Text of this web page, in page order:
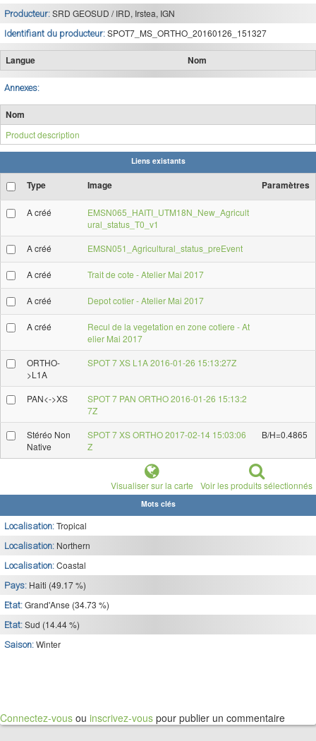
Producteur: SRD GEOSUD / IRD, Irstea, IGN
Identifiant du producteur: SPOT7_MS_ORTHO_20160126_151327
Langue Nom
Annexes:
Nom
Product description
Liens existants
Type Image Paramètres
A créé
EMSN065_HAITI_UTM18N_New_Agricult
ural_status_T0_v1
A créé
EMSN051_Agricultural_status_preEvent
A créé Trait de cote - Atelier Mai 2017
A créé Depot cotier - Atelier Mai 2017
A créé
Recul de la vegetation en zone cotiere - At
elier Mai 2017
ORTHO-
>L1A
SPOT 7 XS L1A 2016-01-26 15:13:27Z
PAN<->XS
SPOT 7 PAN ORTHO 2016-01-26 15:13:2
7Z
Stéréo Non
Native
SPOT 7 XS ORTHO 2017-02-14 15:03:06
Z
B/H=0.4865
Visualiser sur la carte Voir les produits sélectionnés
Mots clés
Localisation: Tropical
Localisation: Northern
Localisation: Coastal
Pays: Haiti (49.17 %)
Etat: Grand'Anse (34.73 %)
Etat: Sud (14.44 %)
Saison: Winter
Connectez-vous ou inscrivez-vous pour publier un commentaire